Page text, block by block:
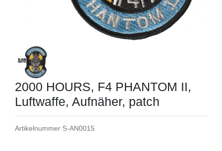
2000 HOURS, F4 PHANTOM II,
Luftwaffe, Aufnäher, patch
Artikelnummer S-AN0015